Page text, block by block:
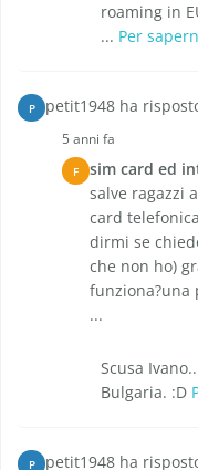
roaming in
... Per
P petit1948 ha
5 anni fa
F sim card ed
salve ragazzi
card
dirmi se
che non ho)
funziona?una
...
Scusa
Bulgaria. :D
P petit1948 ha